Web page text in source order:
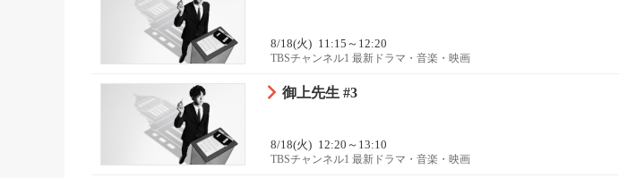
8/18(火) 11:15～12:20
TBSチャンネル1 最新ドラマ・音楽・映画
御上先生 #3
8/18(火) 12:20～13:10
TBSチャンネル1 最新ドラマ・音楽・映画